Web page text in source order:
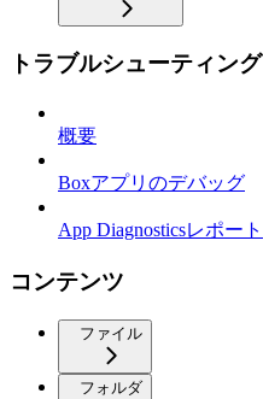
トラブルシューティング
概要
Boxアプリのデバッグ
App Diagnosticsレポート
コンテンツ
ファイル
フォルダ